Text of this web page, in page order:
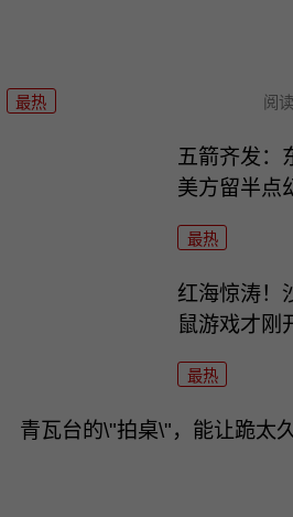
最热 阅读
五箭齐发：
美方留半点
最热
红海惊涛！
鼠游戏才刚
最热
青瓦台的\"拍桌\"，能让跪太